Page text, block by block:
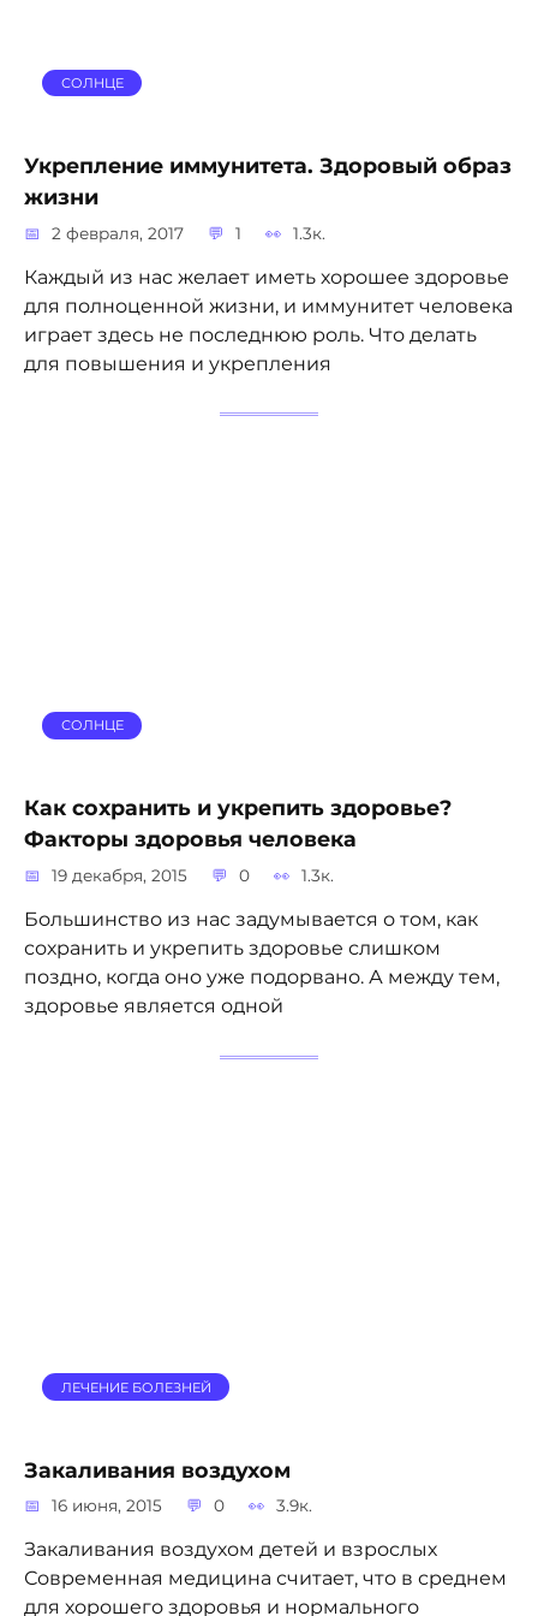
СОЛНЦЕ
Укрепление иммунитета. Здоровый образ
жизни
2 февраля, 2017 1 1.3к.
Каждый из нас желает иметь хорошее здоровье
для полноценной жизни, и иммунитет человека
играет здесь не последнюю роль. Что делать
для повышения и укрепления
СОЛНЦЕ
Как сохранить и укрепить здоровье?
Факторы здоровья человека
19 декабря, 2015 0 1.3к.
Большинство из нас задумывается о том, как
сохранить и укрепить здоровье слишком
поздно, когда оно уже подорвано. А между тем,
здоровье является одной
ЛЕЧЕНИЕ БОЛЕЗНЕЙ
Закаливания воздухом
16 июня, 2015 0 3.9к.
Закаливания воздухом детей и взрослых
Современная медицина считает, что в среднем
для хорошего здоровья и нормального